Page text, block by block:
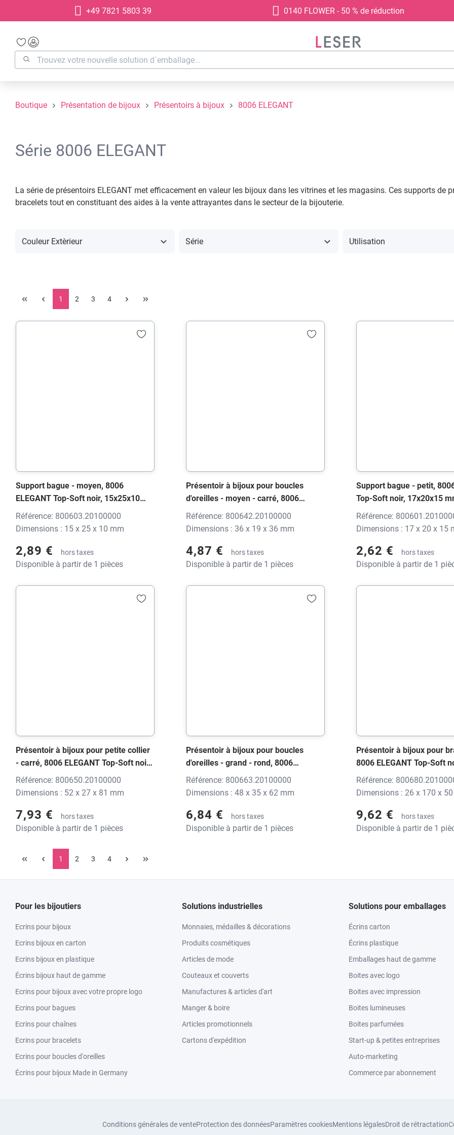
Passer à la navigation principale
+49 7821 5803 39 0140 FLOWER - 50 % de réduction
Boutique Présentation de bijoux Présentoirs à bijoux 8006 ELEGANT
Série 8006 ELEGANT
La série de présentoirs ELEGANT met efficacement en valeur les bijoux dans les vitrines et les magasins. Ces supports de
bracelets tout en constituant des aides à la vente attrayantes dans le secteur de la bijouterie.
Couleur Extèrieur Série Utilisation
1 2 3 4
Support bague - moyen, 8006
ELEGANT Top-Soft noir, 15x25x10
mm, sans impression
Référence: 800603.20100000
Dimensions : 15 x 25 x 10 mm
2,89 € hors taxes
Disponible à partir de 1 pièces
Présentoir à bijoux pour boucles
d'oreilles - moyen - carré, 8006
ELEGANT Top-Soft noir, 36x19x36
mm, sans impression
Référence: 800642.20100000
Dimensions : 36 x 19 x 36 mm
4,87 € hors taxes
Disponible à partir de 1 pièces
Support bague - petit,
Top-Soft noir, 17x20x15
impression
Référence:
Dimensions : 17 x 20 x 15
2,62 € hors taxes
Disponible à partir de 1
Présentoir à bijoux pour petite collier
- carré, 8006 ELEGANT Top-Soft noir,
52x27x81 mm, sans impression
Référence: 800650.20100000
Dimensions : 52 x 27 x 81 mm
7,93 € hors taxes
Disponible à partir de 1 pièces
Présentoir à bijoux pour boucles
d'oreilles - grand - rond, 8006
ELEGANT Top-Soft noir, 48x35x62
mm, sans impression
Référence: 800663.20100000
Dimensions : 48 x 35 x 62 mm
6,84 € hors taxes
Disponible à partir de 1 pièces
Présentoir à bijoux pour
8006 ELEGANT Top-Soft
26x170x50 mm, sans
Référence:
Dimensions : 26 x 170 x
9,62 € hors taxes
Disponible à partir de 1
1 2 3 4
Pour les bijoutiers
Ecrins pour bijoux
Ecrins bijoux en carton
Ecrins bijoux en plastique
Écrins bijoux haut de gamme
Ecrins pour bijoux avec votre propre logo
Ecrins pour bagues
Ecrins pour chaînes
Ecrins pour bracelets
Ecrins pour boucles d'oreilles
Écrins pour bijoux Made in Germany
Solutions industrielles
Monnaies, médailles & décorations
Produits cosmétiques
Articles de mode
Couteaux et couverts
Manufactures & articles d'art
Manger & boire
Articles promotionnels
Cartons d'expédition
Solutions pour emballages
Écrins carton
Écrins plastique
Emballages haut de gamme
Boites avec logo
Boites avec impression
Boites lumineuses
Boites parfumées
Start-up & petites entreprises
Auto-marketing
Commerce par abonnement
Conditions générales de venteProtection des donnéesParamètres cookiesMentions légalesDroit de rétractation